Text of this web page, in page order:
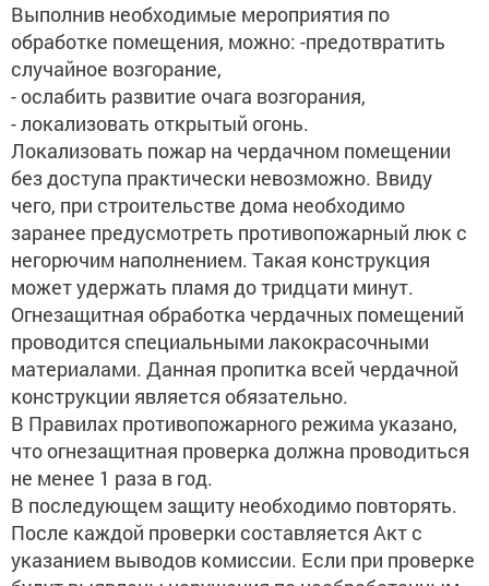
Выполнив необходимые мероприятия по
обработке помещения, можно: -предотвратить
случайное возгорание,
- ослабить развитие очага возгорания,
- локализовать открытый огонь.
Локализовать пожар на чердачном помещении
без доступа практически невозможно. Ввиду
чего, при строительстве дома необходимо
заранее предусмотреть противопожарный люк с
негорючим наполнением. Такая конструкция
может удержать пламя до тридцати минут.
Огнезащитная обработка чердачных помещений
проводится специальными лакокрасочными
материалами. Данная пропитка всей чердачной
конструкции является обязательно.
В Правилах противопожарного режима указано,
что огнезащитная проверка должна проводиться
не менее 1 раза в год.
В последующем защиту необходимо повторять.
После каждой проверки составляется Акт с
указанием выводов комиссии. Если при проверке